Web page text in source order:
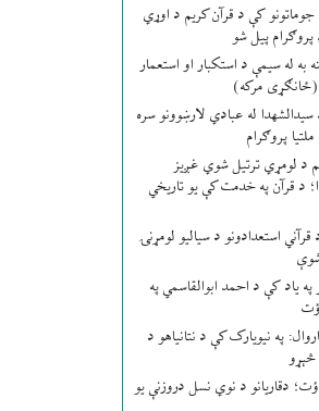
کې د قرآن کریم د اوړي
پیل شو
به له سیمې د استکبار او استعمار
مرکه)
له عبادي لارښوونو سره
پروګرام
د لومړي ترتیل شوي غږیز
د قرآن په خدمت کې یو تاریخي
استعدادونو د سیالیو لومړنۍ
یاد کې د احمد ابوالقاسمي په
په نیویارک کې د نتانیاهو د
څېړو
دقاریانو د نوي نسل دروزنې یو